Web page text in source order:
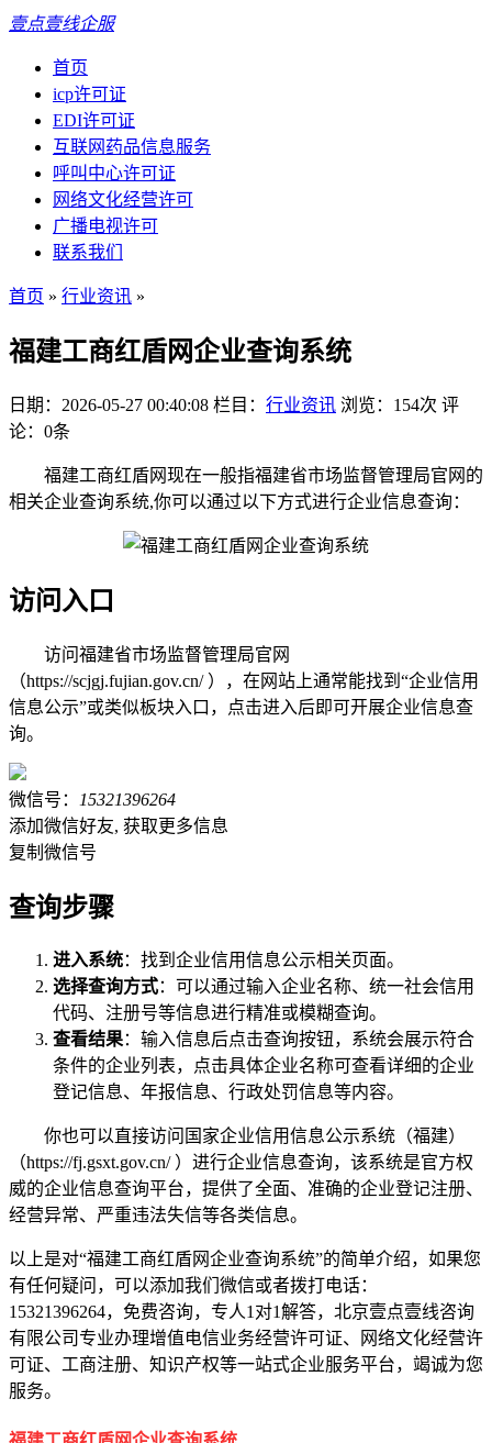
壹点壹线企服
首页
icp许可证
EDI许可证
互联网药品信息服务
呼叫中心许可证
网络文化经营许可
广播电视许可
联系我们
首页 » 行业资讯 »
福建工商红盾网企业查询系统
日期：2026-05-27 00:40:08 栏目： 行业资讯 浏览：154次 评
论：0条
福建工商红盾网现在一般指福建省市场监督管理局官网的
相关企业查询系统,你可以通过以下方式进行企业信息查询：
访问入口
访问福建省市场监督管理局官网
（https://scjgj.fujian.gov.cn/ ），在网站上通常能找到“企业信用
信息公示”或类似板块入口，点击进入后即可开展企业信息查
询。
微信号：
15321396264
添加微信好友, 获取更多信息
复制微信号
查询步骤
进入系统：找到企业信用信息公示相关页面。
选择查询方式：可以通过输入企业名称、统一社会信用
代码、注册号等信息进行精准或模糊查询。
查看结果：输入信息后点击查询按钮，系统会展示符合
条件的企业列表，点击具体企业名称可查看详细的企业
登记信息、年报信息、行政处罚信息等内容。
你也可以直接访问国家企业信用信息公示系统（福建）
（https://fj.gsxt.gov.cn/ ）进行企业信息查询，该系统是官方权
威的企业信息查询平台，提供了全面、准确的企业登记注册、
经营异常、严重违法失信等各类信息。
以上是对“福建工商红盾网企业查询系统”的简单介绍，如果您
有任何疑问，可以添加我们微信或者拨打电话：
15321396264，免费咨询，专人1对1解答，北京壹点壹线咨询
有限公司专业办理增值电信业务经营许可证、网络文化经营许
可证、工商注册、知识产权等一站式企业服务平台，竭诚为您
服务。